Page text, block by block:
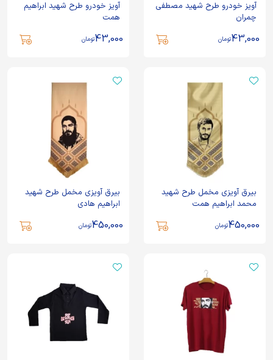
آویز خودرو طرح شهید مصطفی
چمران
43,000تومان
آویز خودرو طرح شهید ابراهیم
همت
43,000تومان
بیرق آویزی مخمل طرح شهید
محمد ابراهیم همت
450,000تومان
بیرق آویزی مخمل طرح شهید
ابراهیم هادی
450,000تومان